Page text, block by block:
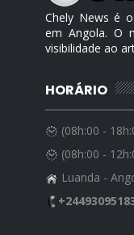
Chely News é
em Angola. O
visibilidade ao
HORÁRIO
(08h:00 -
(08h:00 -
Luanda -